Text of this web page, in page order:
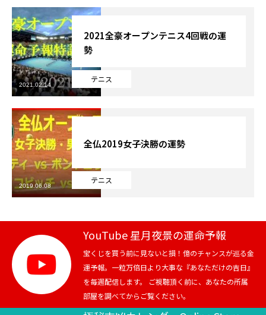
記事カテゴリー
ブログ
お知らせ
芸能界
テニス
スポーツ
競馬
テニス四大大会・五輪
テニス四大大会・五輪
鑑定及び出演依頼
テニス
2021全豪オープンテニス4回戦の運
勢
2021.02.14
テニス
全仏2019女子決勝の運勢
2019.06.08
YouTube 星月夜景の運命予報
宝くじを買う前に見ないと損！億のチャンスが巡る金
運予報。一粒万倍日より大事な『あなただけの吉日』
を毎週配信します。 ご視聴頂く前に、あなたの所属
部屋を調べてからご覧ください。